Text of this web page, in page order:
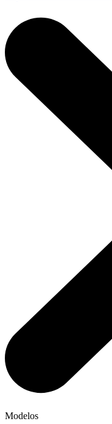
Modelos